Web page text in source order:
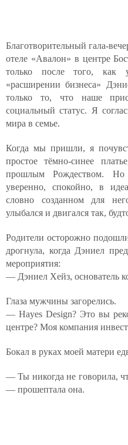
Благотворительный гала-
отеле «Авалон» в центре
только после того, как
«расширении бизнеса»
только то, что наше
социальный статус. Я
мира в семье.
Когда мы пришли, я
простое тёмно-синее
прошлым Рождеством.
уверенно, спокойно, в
словно созданном для
улыбался и двигался так,
Родители осторожно
дрогнула, когда Дэниел
мероприятия:
— Дэниел Хейз, основатель
Глаза мужчины загорелись.
— Hayes Design? Это вы
центре? Моя компания
Бокал в руках моей матери
— Ты никогда не говорила,
— прошептала она.